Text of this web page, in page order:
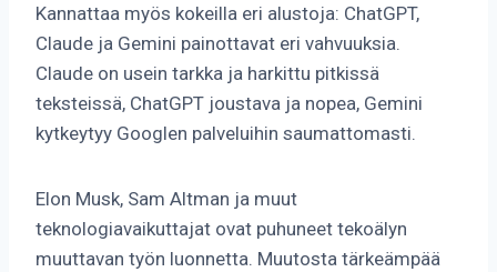
Kannattaa myös kokeilla eri alustoja: ChatGPT,
Claude ja Gemini painottavat eri vahvuuksia.
Claude on usein tarkka ja harkittu pitkissä
teksteissä, ChatGPT joustava ja nopea, Gemini
kytkeytyy Googlen palveluihin saumattomasti.
Elon Musk, Sam Altman ja muut
teknologiavaikuttajat ovat puhuneet tekoälyn
muuttavan työn luonnetta. Muutosta tärkeämpää